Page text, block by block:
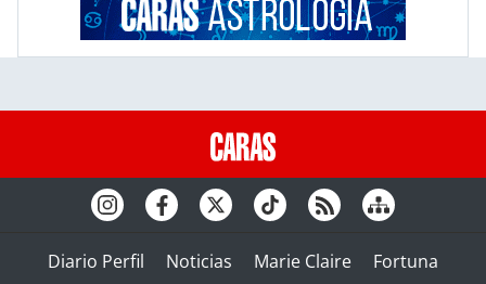
Diario Perfil Noticias Marie Claire Fortuna